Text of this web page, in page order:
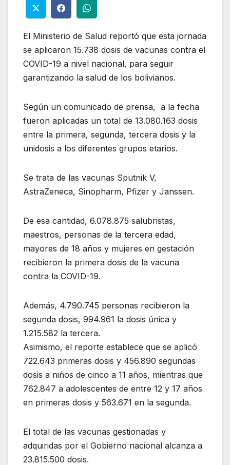
El Ministerio de Salud reportó que esta jornada
se aplicaron 15.738 dosis de vacunas contra el
COVID-19 a nivel nacional, para seguir
garantizando la salud de los bolivianos.
Según un comunicado de prensa, a la fecha
fueron aplicadas un total de 13.080.163 dosis
entre la primera, segunda, tercera dosis y la
unidosis a los diferentes grupos etarios.
Se trata de las vacunas Sputnik V,
AstraZeneca, Sinopharm, Pfizer y Janssen.
De esa cantidad, 6.078.875 salubristas,
maestros, personas de la tercera edad,
mayores de 18 años y mujeres en gestación
recibieron la primera dosis de la vacuna
contra la COVID-19.
Además, 4.790.745 personas recibieron la
segunda dosis, 994.961 la dosis única y
1.215.582 la tercera.
Asimismo, el reporte establece que se aplicó
722.643 primeras dosis y 456.890 segundas
dosis a niños de cinco a 11 años, mientras que
762.847 a adolescentes de entre 12 y 17 años
en primeras dosis y 563.671 en la segunda.
El total de las vacunas gestionadas y
adquiridas por el Gobierno nacional alcanza a
23.815.500 dosis.